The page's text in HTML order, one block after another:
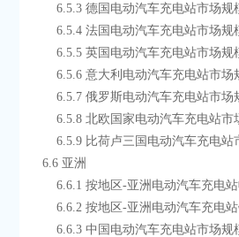
6.5.3 德国电动汽车充电站市场
6.5.4 法国电动汽车充电站市场
6.5.5 英国电动汽车充电站市场
6.5.6 意大利电动汽车充电站市
6.5.7 俄罗斯电动汽车充电站市
6.5.8 北欧国家电动汽车充电
6.5.9 比荷卢三国电动汽车充
    6.6 亚洲
6.6.1 按地区-亚洲电动汽车充
6.6.2 按地区-亚洲电动汽车充
6.6.3 中国电动汽车充电站市场